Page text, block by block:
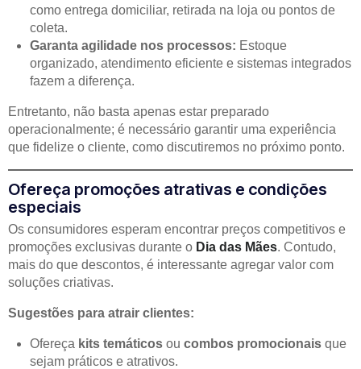
como entrega domiciliar, retirada na loja ou pontos de
coleta.
Garanta agilidade nos processos: Estoque
organizado, atendimento eficiente e sistemas integrados
fazem a diferença.
Entretanto, não basta apenas estar preparado
operacionalmente; é necessário garantir uma experiência
que fidelize o cliente, como discutiremos no próximo ponto.
Ofereça promoções atrativas e condições
especiais
Os consumidores esperam encontrar preços competitivos e
promoções exclusivas durante o Dia das Mães. Contudo,
mais do que descontos, é interessante agregar valor com
soluções criativas.
Sugestões para atrair clientes:
Ofereça kits temáticos oucombos promocionais que
sejam práticos e atrativos.